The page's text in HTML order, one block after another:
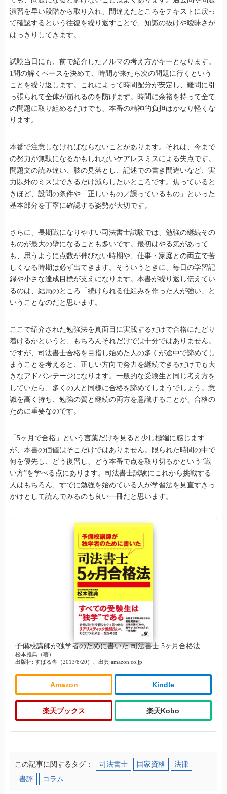
演習を早い段階から取り入れ、間違えたところをテキストに戻っ
て確認するという往復を繰り返すことで、知識の抜けや曖昧さが
はっきりしてきます。
試験当日にも、前で紹介したノルマの考え方がキーとなります。
1問の解くペースを決めて、時間が来たら次の問題に行くという
ことを繰り返します。これによって時間配分が安定し、難問に引
っ張られて全体が崩れるのを防げます。時間に余裕を持って全て
の問題に取り組めるだけでも、本番の精神的負担はかなり軽くな
ります。
本番で注意しなければならないことがあります。それは、今まで
の努力が無駄になるかもしれないケアレスミスによる失点です。
問題文の読み違い、肢の見落とし、記述での書き間違いなど、実
力以外のミスはできるだけ減らしたいところです。焦っていると
きほど、設問の条件や「正しいもの／誤っているもの」といった
基本部分を丁寧に確認する姿勢が大切です。
さらに、長期戦になりやすい司法書士試験では、勉強の継続その
ものが最大の壁になることも多いです。最初はやる気があって
も、思うように点数が伸びない時期や、仕事・家庭との両立で苦
しくなる時期は必ず出てきます。そういうときに、毎日の学習記
録や小さな達成目標が支えになります。本書が繰り返し伝えてい
るのは、結局のところ「続けられる仕組みを作った人が強い」と
いうことなのだと思います。
ここで紹介された勉強法を真面目に実践するだけで合格にたどり
着けるかというと、もちろんそれだけでは十分ではありません。
ですが、司法書士合格を目指し始めた人の多くが途中で諦めてし
まうことを考えると、正しい方向で努力を継続できるだけでも大
きなアドバンテージになります。一般的な受験生と同じ考え方を
していたら、多くの人と同様に合格を諦めてしまうでしょう。意
識を高く持ち、勉強の質と継続の両方を意識することが、合格の
ために重要なのです。
「5ヶ月で合格」という言葉だけを見ると少し極端に感じます
が、本書の価値はそこだけではありません。限られた時間の中で
何を優先し、どう復習し、どう本番で点を取り切るかという“戦
い方”を学べる点にあります。司法書士試験にこれから挑戦する
人はもちろん、すでに勉強を始めている人が学習法を見直すきっ
かけとして読んでみるのも良い一冊だと思います。
予備校講師が独学者のために書いた 司法書士 5ヶ月合格法
松本雅典（著）
出版社: すばる舎（2013/8/20）、出典:amazon.co.jp
Amazon Kindle
楽天ブックス 楽天Kobo
この記事に関するタグ： 司法書士 国家資格
法律
書評
コラム